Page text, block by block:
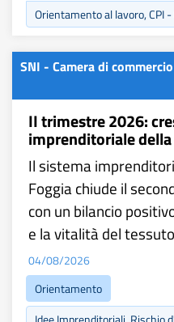
Orientamento al lavoro, CPI
SNI - Camera di
II trimestre 2026:
imprenditoriale
Il sistema
Foggia chiude il
con un bilancio
e la vitalità del
04/08/2026
Orientamento